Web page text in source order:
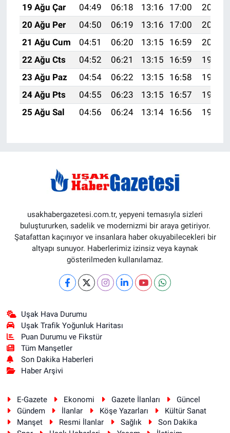
19 Ağu Çar
04:49 06:18 13:16 17:00
20:03
20 Ağu Per
04:50 06:19 13:16 17:00
20:02
21 Ağu Cum
04:51 06:20 13:15 16:59
20:01
22 Ağu Cts
04:52 06:21 13:15 16:59
19:59
23 Ağu Paz
04:54 06:22 13:15 16:58
19:58
24 Ağu Pts
04:55 06:23 13:15 16:57
19:57
25 Ağu Sal
04:56 06:24 13:14 16:56 19:55
usakhabergazetesi.com.tr, yepyeni temasıyla sizleri
buluştururken, sadelik ve modernizmi bir araya getiriyor.
Şatafattan kaçınıyor ve insanlara haber okuyabilecekleri bir
altyapı sunuyor. Haberlerimiz izinsiz veya kaynak
gösterilmeden kullanılamaz.
Uşak Hava Durumu
Uşak Trafik Yoğunluk Haritası
Puan Durumu ve Fikstür
Tüm Manşetler
Son Dakika Haberleri
Haber Arşivi
E-Gazete Ekonomi Gazete İlanları
Güncel
Gündem
İlanlar Köşe Yazarları
Kültür Sanat
Manşet
Resmi İlanlar Sağlık
Son Dakika